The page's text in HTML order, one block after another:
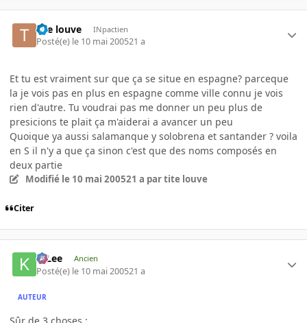
tite louve INpactien
Posté(e) le 10 mai 200521 a
Et tu est vraiment sur que ça se situe en espagne? parceque
la je vois pas en plus en espagne comme ville connu je vois
rien d'autre. Tu voudrai pas me donner un peu plus de
presicions te plait ça m'aiderai a avancer un peu
Quoique ya aussi salamanque y solobrena et santander ? voila
en S il n'y a que ça sinon c'est que des noms composés en
deux partie
Modifié le 10 mai 200521 a par tite louve
Citer
K-Lee Ancien
Posté(e) le 10 mai 200521 a
AUTEUR
Sûr de 3 choses :